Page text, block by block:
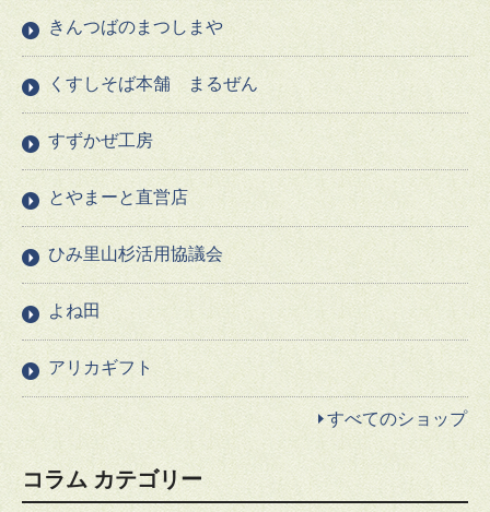
きんつばのまつしまや
くすしそば本舗 まるぜん
すずかぜ工房
とやまーと直営店
ひみ里山杉活用協議会
よね田
アリカギフト
すべてのショップ
コラム カテゴリー